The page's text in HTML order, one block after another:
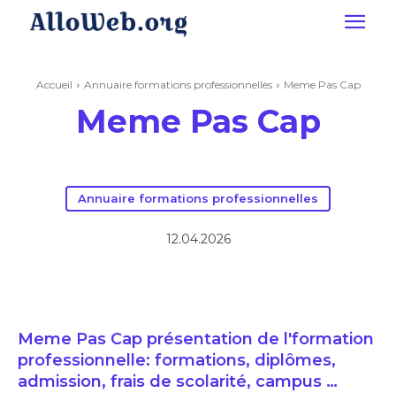
Accueil Annuaire formations professionnelles Meme Pas Cap
Meme Pas Cap
Annuaire formations professionnelles
12.04.2026
Meme Pas Cap présentation de l'formation
professionnelle: formations, diplômes,
admission, frais de scolarité, campus …